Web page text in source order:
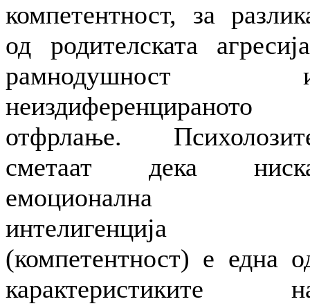
компетентност, за
од родителската
рамнодушност
неиздиференцираното
отфрлање.
сметаат дека
емоционална
интелигенција
(компетентност) е една
карактеристиките